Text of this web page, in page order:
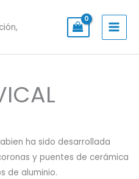
ha sido desarrollada
y puentes de cerámica
de aluminio.